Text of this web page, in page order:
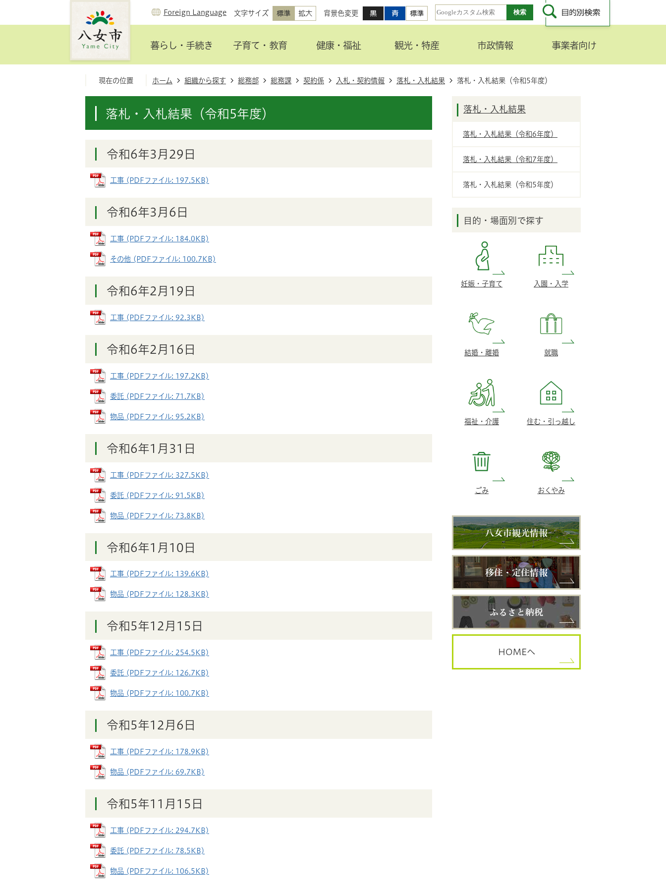
Foreign Language 文字サイズ 背景色変更
暮らし・手続き 子育て・教育 健康・福祉 観光・特産 市政情報 事業者向け
現在の位置 ホーム 組織から探す 総務部 総務課 契約係 入札・契約情報 落札・入札結果 落札・入札結果（令和5年度）
落札・入札結果（令和5年度）
令和6年3月29日
工事 (PDFファイル: 197.5KB)
令和6年3月6日
工事 (PDFファイル: 184.0KB)
その他 (PDFファイル: 100.7KB)
令和6年2月19日
工事 (PDFファイル: 92.3KB)
令和6年2月16日
工事 (PDFファイル: 197.2KB)
委託 (PDFファイル: 71.7KB)
物品 (PDFファイル: 95.2KB)
令和6年1月31日
工事 (PDFファイル: 327.5KB)
委託 (PDFファイル: 91.5KB)
物品 (PDFファイル: 73.8KB)
令和6年1月10日
工事 (PDFファイル: 139.6KB)
物品 (PDFファイル: 128.3KB)
令和5年12月15日
工事 (PDFファイル: 254.5KB)
委託 (PDFファイル: 126.7KB)
物品 (PDFファイル: 100.7KB)
令和5年12月6日
工事 (PDFファイル: 178.9KB)
物品 (PDFファイル: 69.7KB)
令和5年11月15日
工事 (PDFファイル: 294.7KB)
委託 (PDFファイル: 78.5KB)
物品 (PDFファイル: 106.5KB)
落札・入札結果
落札・入札結果（令和6年度）
落札・入札結果（令和7年度）
落札・入札結果（令和5年度）
目的・場面別で探す
妊娠・子育て 入園・入学
結婚・離婚 就職
福祉・介護 住む・引っ越し
ごみ おくやみ
HOMEへ